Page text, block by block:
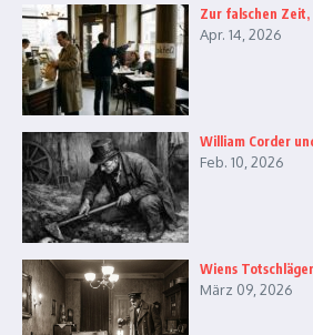
Zur falschen
Apr. 14, 2026
William Corder
Feb. 10, 2026
Wiens
März 09, 2026